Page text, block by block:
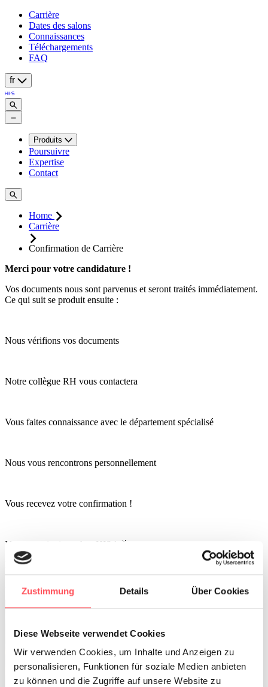
Zustimmung Details Über Cookies
Diese Webseite verwendet Cookies
Wir verwenden Cookies, um Inhalte und Anzeigen zu
personalisieren, Funktionen für soziale Medien anbieten
zu können und die Zugriffe auf unsere Website zu
Carrière
Dates des salons
Connaissances
Téléchargements
FAQ
fr
Produits
Poursuivre
Expertise
Contact
Home
Carrière
Confirmation de Carrière
Merci pour votre candidature !
Vos documents nous sont parvenus et seront traités immédiatement.
Ce qui suit se produit ensuite :
Nous vérifions vos documents
Notre collègue RH vous contactera
Vous faites connaissance avec le département spécialisé
Nous vous rencontrons personnellement
Vous recevez votre confirmation !
Votre premier jour chez HIS ! 🎉
En attendant, vous voulez en savoir plus ?